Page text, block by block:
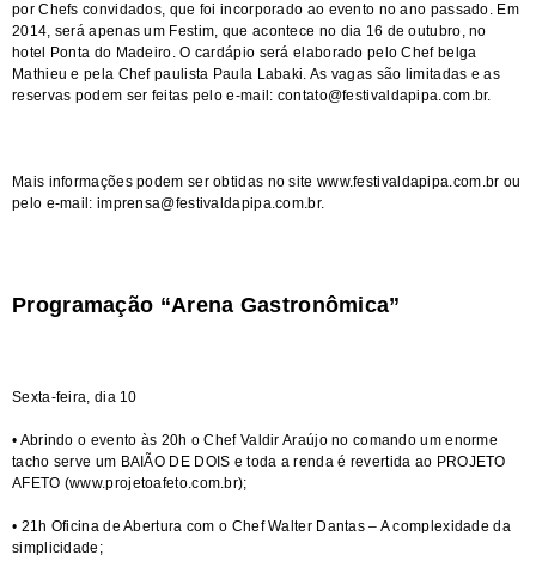
por Chefs convidados, que foi incorporado ao evento no ano passado. Em
2014, será apenas um Festim, que acontece no dia 16 de outubro, no
hotel Ponta do Madeiro. O cardápio será elaborado pelo Chef belga
Mathieu e pela Chef paulista Paula Labaki. As vagas são limitadas e as
reservas podem ser feitas pelo e-mail: contato@festivaldapipa.com.br.
Mais informações podem ser obtidas no site www.festivaldapipa.com.br ou
pelo e-mail: imprensa@festivaldapipa.com.br.
Programação “Arena Gastronômica”
Sexta-feira, dia 10
• Abrindo o evento às 20h o Chef Valdir Araújo no comando um enorme
tacho serve um BAIÃO DE DOIS e toda a renda é revertida ao PROJETO
AFETO (www.projetoafeto.com.br);
• 21h Oficina de Abertura com o Chef Walter Dantas – A complexidade da
simplicidade;